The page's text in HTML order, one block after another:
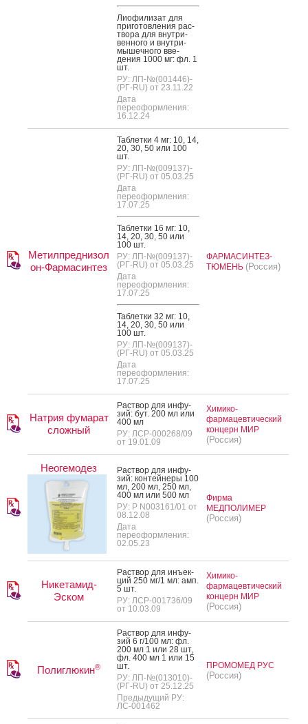
Ли­офи­лизат для
при­готов­ле­ния рас­
тво­ра для внут­ри­
вен­но­го и внут­ри­
мышеч­но­го вве­
дения 1000 мг: фл. 1
шт.
РУ: ЛП-№(001446)-
(РГ-RU) от 23.11.22
Дата
переоформления:
16.12.24
Метилпреднизол
он-Фармасинтез
Таб­летки 4 мг: 10, 14,
20, 30, 50 или 100
шт.
РУ: ЛП-№(009137)-
(РГ-RU) от 05.03.25
Дата
переоформления:
17.07.25
Таб­летки 16 мг: 10,
14, 20, 30, 50 или
100 шт.
РУ: ЛП-№(009137)-
(РГ-RU) от 05.03.25
Дата
переоформления:
17.07.25
Таб­летки 32 мг: 10,
14, 20, 30, 50 или
100 шт.
РУ: ЛП-№(009137)-
(РГ-RU) от 05.03.25
Дата
переоформления:
17.07.25
ФАРМАСИНТЕЗ-
ТЮМЕНЬ (Россия)
Натрия фумарат
сложный
Рас­твор для ин­фу­
зий: бут. 200 мл или
400 мл
РУ: ЛСР-000268/09
от 19.01.09
Химико-
фармацевтический
концерн МИР
(Россия)
Неогемодез
Рас­твор для ин­фу­
зий: кон­тей­не­ры 100
мл, 200 мл, 250 мл,
400 мл или 500 мл
РУ: Р N003161/01 от
08.12.08
Дата
переоформления:
02.05.23
Фирма
МЕДПОЛИМЕР
(Россия)
Никетамид-
Эском
Рас­твор для инъ­ек­
ций 250 мг/1 мл: амп.
5 шт.
РУ: ЛСР-001736/09
от 10.03.09
Химико-
фармацевтический
концерн МИР
(Россия)
Полиглюкин®
Рас­твор для ин­фу­
зий 6 г/100 мл: фл.
200 мл 1 или 28 шт,
фл. 400 мл 1 или 15
шт.
РУ: ЛП-№(013010)-
(РГ-RU) от 25.12.25
Предыдущий РУ:
ЛС-001462
ПРОМОМЕД РУС
(Россия)